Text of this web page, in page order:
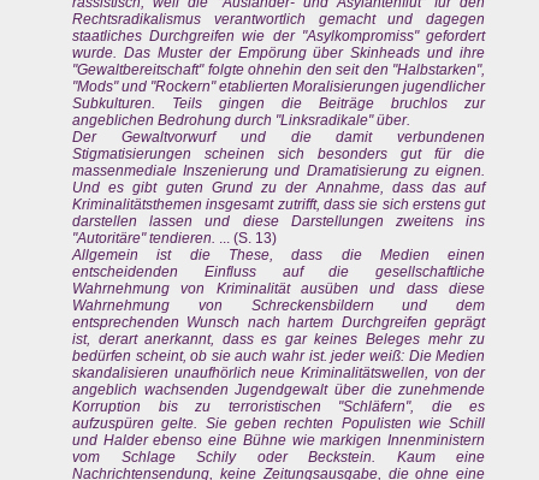
Rechtsradikalismus verantwortlich gemacht und dagegen
staatliches Durchgreifen wie der "Asylkompromiss" gefordert
wurde. Das Muster der Empörung über Skinheads und ihre
"Gewaltbereitschaft" folgte ohnehin den seit den "Halbstarken",
"Mods" und "Rockern" etablierten Moralisierungen jugendlicher
Subkulturen. Teils gingen die Beiträge bruchlos zur
angeblichen Bedrohung durch "Linksradikale" über.
Der Gewaltvorwurf und die damit verbundenen
Stigmatisierungen scheinen sich besonders gut für die
massenmediale Inszenierung und Dramatisierung zu eignen.
Und es gibt guten Grund zu der Annahme, dass das auf
Kriminalitätsthemen insgesamt zutrifft, dass sie sich erstens gut
darstellen lassen und diese Darstellungen zweitens ins
"Autoritäre" tendieren. ... (S. 13)
Allgemein ist die These, dass die Medien einen
entscheidenden Einfluss auf die gesellschaftliche
Wahrnehmung von Kriminalität ausüben und dass diese
Wahrnehmung von Schreckensbildern und dem
entsprechenden Wunsch nach hartem Durchgreifen geprägt
ist, derart anerkannt, dass es gar keines Beleges mehr zu
bedürfen scheint, ob sie auch wahr ist. jeder weiß: Die Medien
skandalisieren unaufhörlich neue Kriminalitätswellen, von der
angeblich wachsenden Jugendgewalt über die zunehmende
Korruption bis zu terroristischen "Schläfern", die es
aufzuspüren gelte. Sie geben rechten Populisten wie Schill
und Halder ebenso eine Bühne wie markigen Innenministern
vom Schlage Schily oder Beckstein. Kaum eine
Nachrichtensendung, keine Zeitungsausgabe, die ohne eine